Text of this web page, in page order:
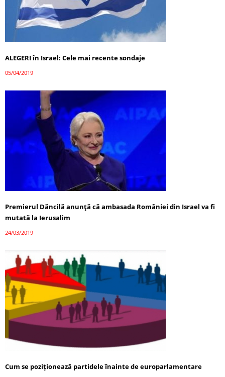
ALEGERI în Israel: Cele mai recente sondaje
05/04/2019
Premierul Dăncilă anunţă că ambasada României din Israel va fi
mutată la Ierusalim
24/03/2019
Cum se poziţionează partidele înainte de europarlamentare